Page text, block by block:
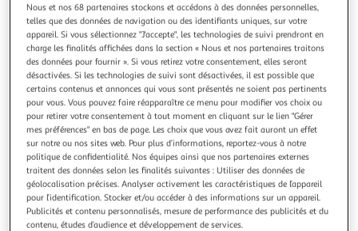
Illustration
précédente
Illustration
suivante
LOTTO
Baskets e Garçon Lotto Casoria
Découvrez les baskets de la marque LOTTO !- Coloris : Vert-
Tige synthétique/textile- Fermeture par scratch- Logo sur
le flanc- Semelle synthétique
En savoir +
Nous et nos 68 partenaires stockons et accédons à des données personnelles,
telles que des données de navigation ou des identifiants uniques, sur votre
appareil. Si vous sélectionnez "J'accepte", les technologies de suivi prendront en
charge les finalités affichées dans la section « Nous et nos partenaires traitons
des données pour fournir ». Si vous retirez votre consentement, elles seront
désactivées. Si les technologies de suivi sont désactivées, il est possible que
certains contenus et annonces qui vous sont présentés ne soient pas pertinents
pour vous. Vous pouvez faire réapparaître ce menu pour modifier vos choix ou
pour retirer votre consentement à tout moment en cliquant sur le lien "Gérer
mes préférences" en bas de page. Les choix que vous avez fait auront un effet
sur notre ou nos sites web. Pour plus d’informations, reportez-vous à notre
politique de confidentialité. Nos équipes ainsi que nos partenaires externes
traitent des données selon les finalités suivantes : Utiliser des données de
géolocalisation précises. Analyser activement les caractéristiques de l’appareil
pour l’identification. Stocker et/ou accéder à des informations sur un appareil.
Publicités et contenu personnalisés, mesure de performance des publicités et du
contenu, études d’audience et développement de services.